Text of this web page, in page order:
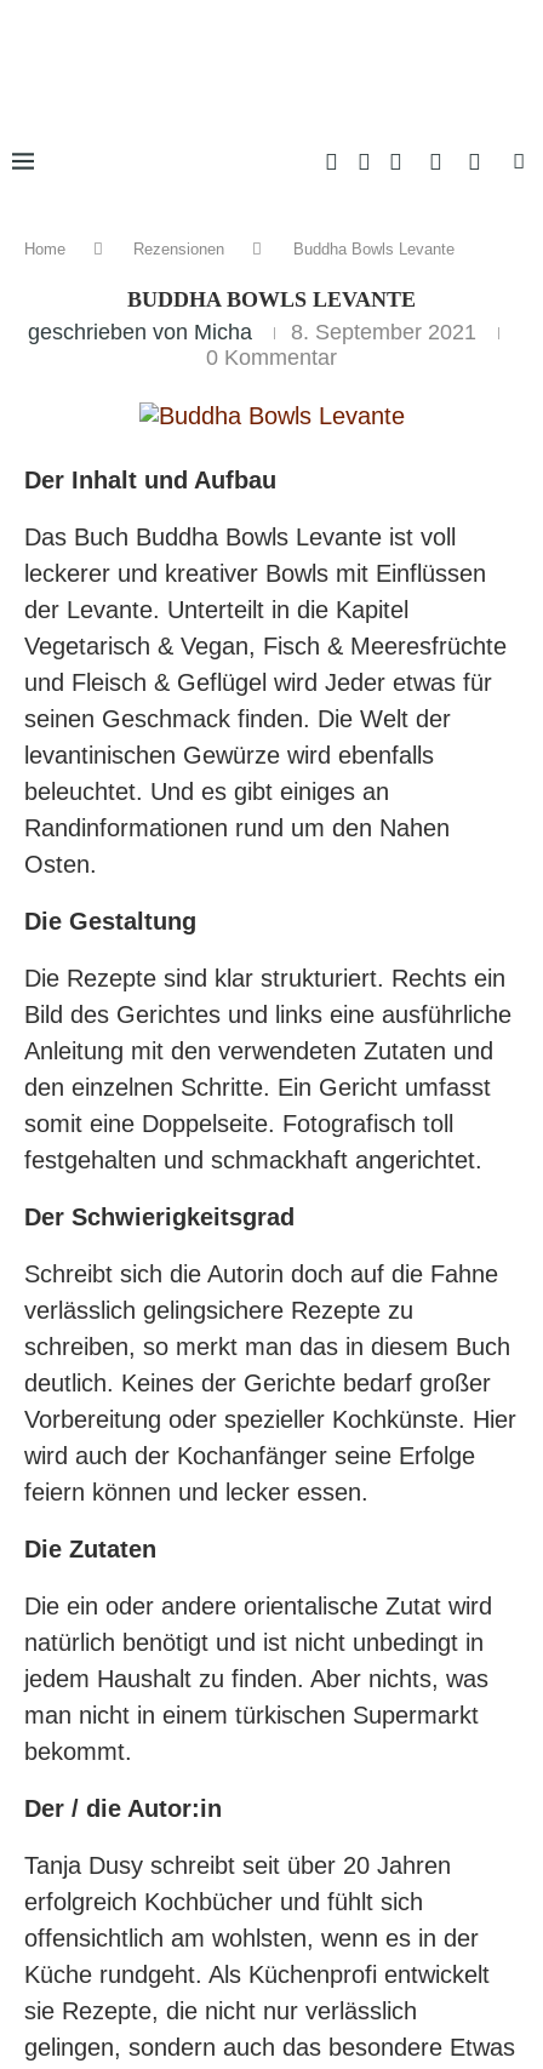
Home Rezensionen Buddha Bowls Levante
BUDDHA BOWLS LEVANTE
geschrieben von Micha
8. September 2021
0 Kommentar
Der Inhalt und Aufbau
Das Buch Buddha Bowls Levante ist voll
leckerer und kreativer Bowls mit Einflüssen
der Levante. Unterteilt in die Kapitel
Vegetarisch & Vegan, Fisch & Meeresfrüchte
und Fleisch & Geflügel wird Jeder etwas für
seinen Geschmack finden. Die Welt der
levantinischen Gewürze wird ebenfalls
beleuchtet. Und es gibt einiges an
Randinformationen rund um den Nahen
Osten.
Die Gestaltung
Die Rezepte sind klar strukturiert. Rechts ein
Bild des Gerichtes und links eine ausführliche
Anleitung mit den verwendeten Zutaten und
den einzelnen Schritte. Ein Gericht umfasst
somit eine Doppelseite. Fotografisch toll
festgehalten und schmackhaft angerichtet.
Der Schwierigkeitsgrad
Schreibt sich die Autorin doch auf die Fahne
verlässlich gelingsichere Rezepte zu
schreiben, so merkt man das in diesem Buch
deutlich. Keines der Gerichte bedarf großer
Vorbereitung oder spezieller Kochkünste. Hier
wird auch der Kochanfänger seine Erfolge
feiern können und lecker essen.
Die Zutaten
Die ein oder andere orientalische Zutat wird
natürlich benötigt und ist nicht unbedingt in
jedem Haushalt zu finden. Aber nichts, was
man nicht in einem türkischen Supermarkt
bekommt.
Der / die Autor:in
Tanja Dusy schreibt seit über 20 Jahren
erfolgreich Kochbücher und fühlt sich
offensichtlich am wohlsten, wenn es in der
Küche rundgeht. Als Küchenprofi entwickelt
sie Rezepte, die nicht nur verlässlich
gelingen, sondern auch das besondere Etwas